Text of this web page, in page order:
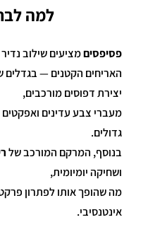
למה
פסיפסיםמציעים שילוב
יצירת דפוסים מורכבים,
מעברי צבע עדינים
גדולים.
בנוסף, המרקם המורכב של
ושחיקה יומיומית,
מה שהופך אותו לפתרון
אינטנסיבי.